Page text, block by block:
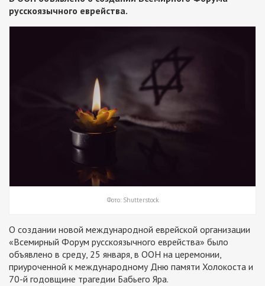
русскоязычного еврейства.
Фото: Shutterstock
О создании новой международной еврейской организации
«Всемирный Форум русскоязычного еврейства» было
объявлено в среду, 25 января, в ООН на церемонии,
приуроченной к международному Дню памяти Холокоста и
70-й годовщине трагедии Бабьего Яра.